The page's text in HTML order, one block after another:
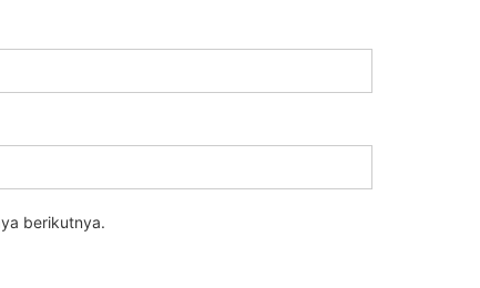
berikutnya.